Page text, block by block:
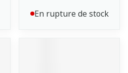
En rupture de stock